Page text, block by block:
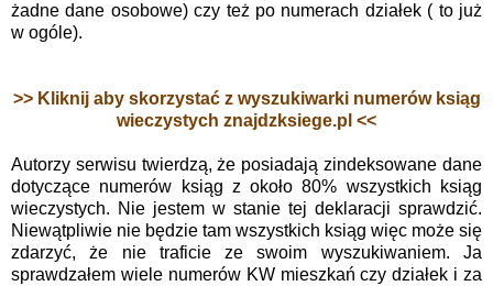
żadne dane osobowe) czy też po numerach działek ( to już
w ogóle).
>> Kliknij aby skorzystać z wyszukiwarki numerów ksiąg
wieczystych znajdzksiege.pl <<
Autorzy serwisu twierdzą, że posiadają zindeksowane dane
dotyczące numerów ksiąg z około 80% wszystkich ksiąg
wieczystych. Nie jestem w stanie tej deklaracji sprawdzić.
Niewątpliwie nie będzie tam wszystkich ksiąg więc może się
zdarzyć, że nie traficie ze swoim wyszukiwaniem. Ja
sprawdzałem wiele numerów KW mieszkań czy działek i za